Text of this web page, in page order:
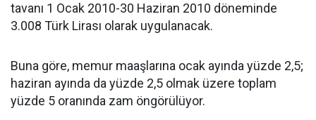
tavanı 1 Ocak 2010-30 Haziran 2010 döneminde
3.008 Türk Lirası olarak uygulanacak.
Buna göre, memur maaşlarına ocak ayında yüzde 2,5;
haziran ayında da yüzde 2,5 olmak üzere toplam
yüzde 5 oranında zam öngörülüyor.